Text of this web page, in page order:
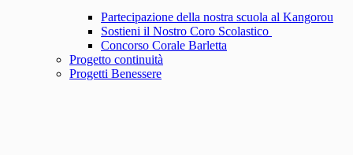
Partecipazione della nostra scuola al Kangorou
Sostieni il Nostro Coro Scolastico
Concorso Corale Barletta
Progetto continuità
Progetti Benessere